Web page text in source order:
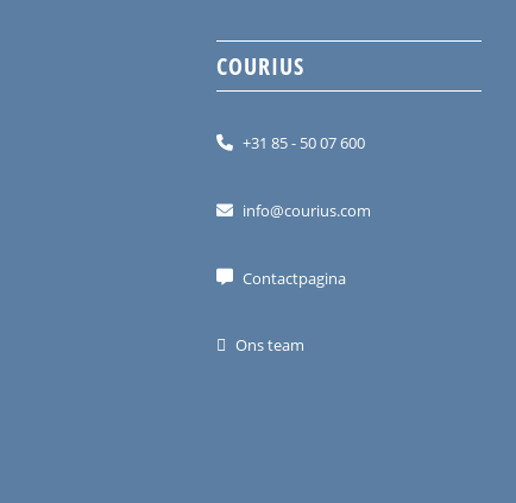
COURIUS
+31 85 - 50 07 600
info@courius.com
Contactpagina
Ons team